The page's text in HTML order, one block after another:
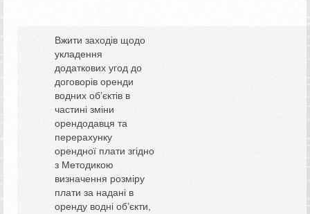
Вжити заходів щодо
укладення
додаткових угод до
договорів оренди
водних об’єктів в
частині зміни
орендодавця та
перерахунку
орендної плати згідно
з Методикою
визначення розміру
плати за надані в
оренду водні об’єкти,